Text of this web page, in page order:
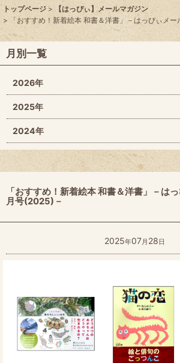
トップページ > 【はっぴぃ】メールマガジン
> 「おすすめ！新着絵本 和書＆洋書」－はっぴぃメ
「おすすめ！新着絵本 和書＆洋書」－は
月号(2025)－
2025年07月 28日
月別一覧
2026年
2025年
2024年